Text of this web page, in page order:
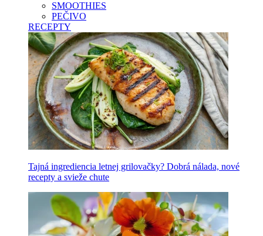
SMOOTHIES
PEČIVO
RECEPTY
Tajná ingrediencia letnej grilovačky? Dobrá nálada, nové
recepty a svieže chute